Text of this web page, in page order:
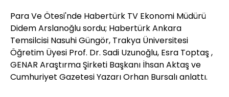
Para Ve Ötesi'nde Habertürk TV Ekonomi Müdürü
Didem Arslanoğlu sordu; Habertürk Ankara
Temsilcisi Nasuhi Güngör, Trakya Üniversitesi
Öğretim Üyesi Prof. Dr. Sadi Uzunoğlu, Esra Toptaş ,
GENAR Araştırma Şirketi Başkanı İhsan Aktaş ve
Cumhuriyet Gazetesi Yazarı Orhan Bursalı anlattı.